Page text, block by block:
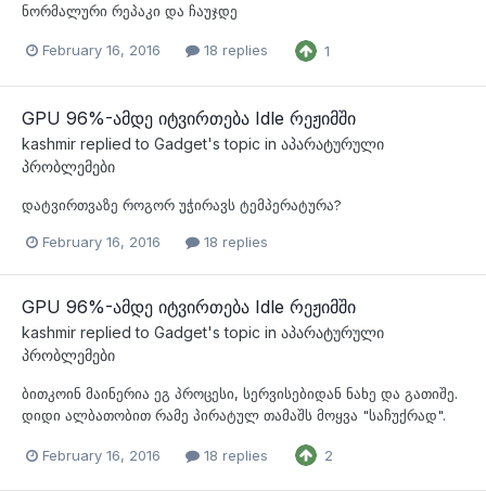
ნორმალური რეპაკი და ჩაუჯდე
February 16, 2016 18 replies 1
GPU 96%-ამდე იტვირთება Idle რეჟიმში
kashmir replied to Gadget's topic in აპარატურული
პრობლემები
დატვირთვაზე როგორ უჭირავს ტემპერატურა?
February 16, 2016 18 replies
GPU 96%-ამდე იტვირთება Idle რეჟიმში
kashmir replied to Gadget's topic in აპარატურული
პრობლემები
ბითკოინ მაინერია ეგ პროცესი, სერვისებიდან ნახე და გათიშე.
დიდი ალბათობით რამე პირატულ თამაშს მოყვა "საჩუქრად".
February 16, 2016 18 replies 2